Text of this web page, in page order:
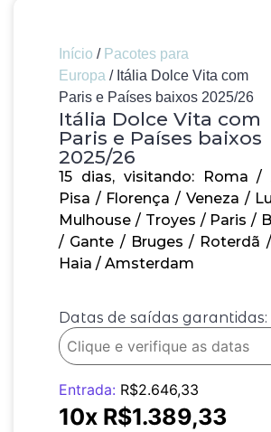
Início / Pacotes para
Europa / Itália Dolce Vita com
Paris e Países baixos 2025/26
Itália Dolce Vita com
Paris e Países baixos
2025/26
15 dias, visitando: Roma /
Pisa / Florença / Veneza /
Mulhouse / Troyes / Paris /
/ Gante / Bruges / Roterdã
Haia / Amsterdam
Datas de saídas garantidas:
Entrada: R$2.646,33
10x R$1.389,33